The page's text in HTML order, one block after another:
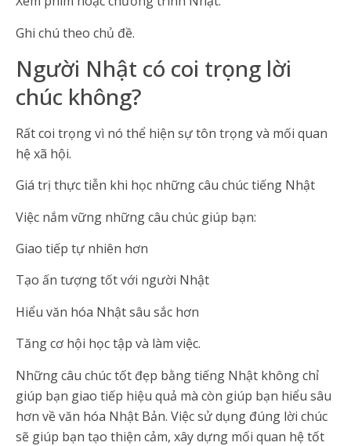
Ghi chú theo chủ đề.
Người Nhật có coi trọng lời
chúc không?
Rất coi trọng vì nó thể hiện sự tôn trọng và mối quan
hệ xã hội.
Giá trị thực tiễn khi học những câu chúc tiếng Nhật
Việc nắm vững những câu chúc giúp bạn:
Giao tiếp tự nhiên hơn
Tạo ấn tượng tốt với người Nhật
Hiểu văn hóa Nhật sâu sắc hơn
Tăng cơ hội học tập và làm việc.
Những câu chúc tốt đẹp bằng tiếng Nhật không chỉ
giúp bạn giao tiếp hiệu quả mà còn giúp bạn hiểu sâu
hơn về văn hóa Nhật Bản. Việc sử dụng đúng lời chúc
sẽ giúp bạn tạo thiện cảm, xây dựng mối quan hệ tốt